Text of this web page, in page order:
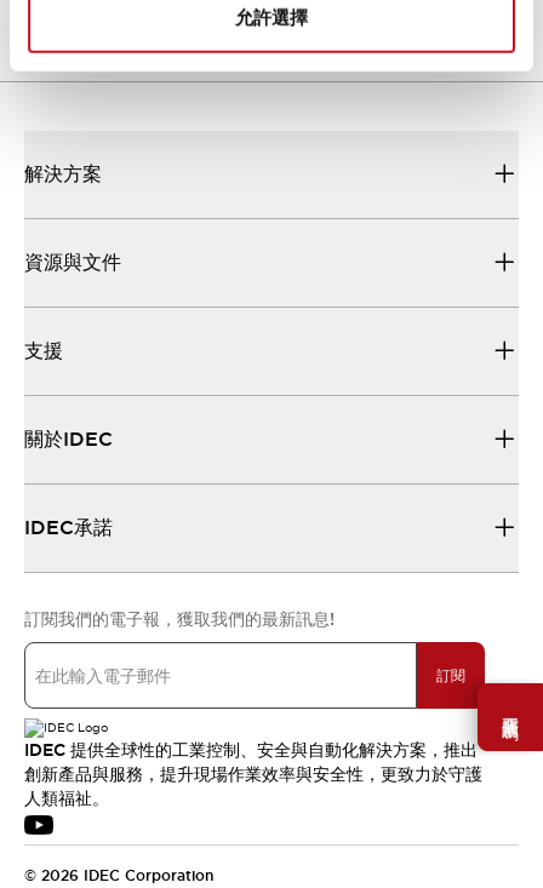
允許選擇
需要幫助嗎？
解決方案
資源與文件
支援
關於IDEC
IDEC承諾
訂閱我們的電子報，獲取我們的最新訊息!
訂閱
IDEC 提供全球性的工業控制、安全與自動化解決方案，推出
創新產品與服務，提升現場作業效率與安全性，更致力於守護
人類福祉。
© 2026 IDEC Corporation